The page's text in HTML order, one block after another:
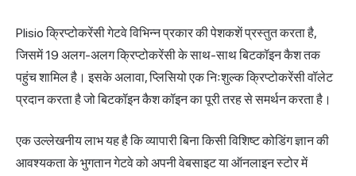
Plisio क्रिप्टोकरेंसी गेटवेविभिन्न प्रकार की पेशकशें प्रस्तुत करता है,
जिसमें 19 अलग-अलग क्रिप्टोकरेंसी के साथ-साथ बिटकॉइन कैश तक
पहुंच शामिल है। इसके अलावा, प्लिसियो एक निःशुल्क क्रिप्टोकरेंसी वॉलेट
प्रदान करता है जो बिटकॉइन कैश कॉइन का पूरी तरह से समर्थन करता है।
एक उल्लेखनीय लाभ यह है कि व्यापारी बिना किसी विशिष्ट कोडिंग ज्ञान की
आवश्यकता के भुगतान गेटवे को अपनी वेबसाइट या ऑनलाइन स्टोर में